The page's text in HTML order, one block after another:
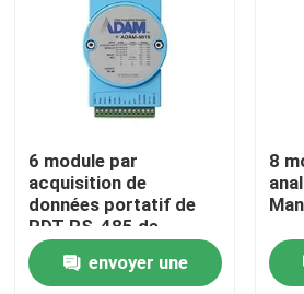
Produits
À propos de nous
6 module par
acquisition de
données portatif de
RDT RS-485 de
canaux
envoyer une
8